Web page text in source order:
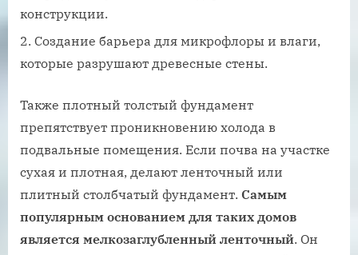
конструкции.
Создание барьера для микрофлоры и влаги,
которые разрушают древесные стены.
Также плотный толстый фундамент
препятствует проникновению холода в
подвальные помещения. Если почва на участке
сухая и плотная, делают ленточный или
плитный столбчатый фундамент. Самым
популярным основанием для таких домов
является мелкозаглубленный ленточный. Он